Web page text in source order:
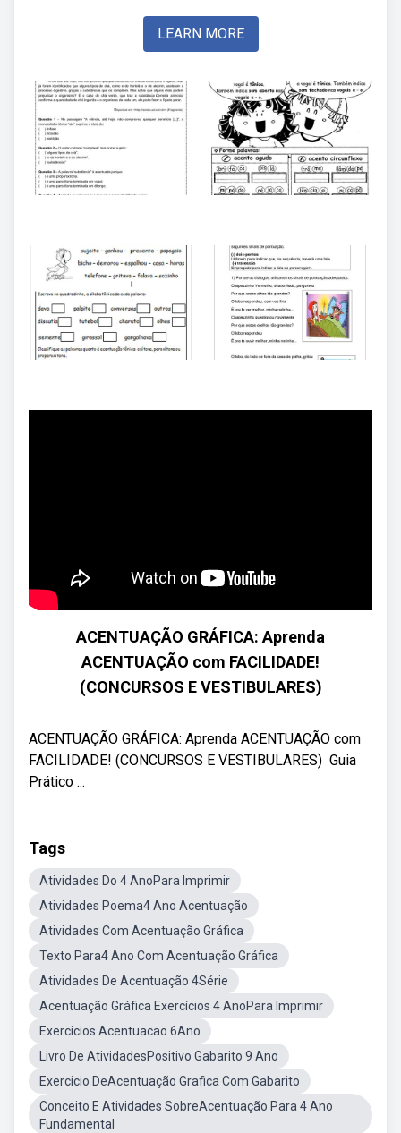
LEARN MORE
ACENTUAÇÃO GRÁFICA: Aprenda
ACENTUAÇÃO com FACILIDADE!
(CONCURSOS E VESTIBULARES)
ACENTUAÇÃO GRÁFICA: Aprenda ACENTUAÇÃO com
FACILIDADE! (CONCURSOS E VESTIBULARES) ‍ Guia
Prático ...
Tags
Atividades Do 4 AnoPara Imprimir
Atividades Poema4 Ano Acentuação
Atividades Com Acentuação Gráfica
Texto Para4 Ano Com Acentuação Gráfica
Atividades De Acentuação 4Série
Acentuação Gráfica Exercícios 4 AnoPara Imprimir
Exercicios Acentuacao 6Ano
Livro De AtividadesPositivo Gabarito 9 Ano
Exercicio DeAcentuação Grafica Com Gabarito
Conceito E Atividades SobreAcentuação Para 4 Ano
Fundamental